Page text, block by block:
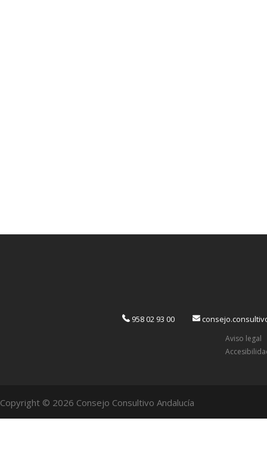
958 02 93 00
Aviso legal
Copyright © 2026 Consejo Consultivo Andalucía